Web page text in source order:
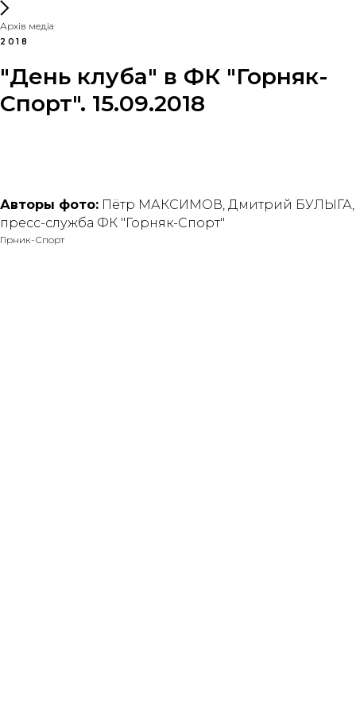
Архів медіа
2018
"День клуба" в ФК "Горняк-
Спорт". 15.09.2018
Авторы фото: Пётр МАКСИМОВ, Дмитрий БУЛЫГА,
пресс-служба ФК "Горняк-Спорт"
Гірник-Спорт